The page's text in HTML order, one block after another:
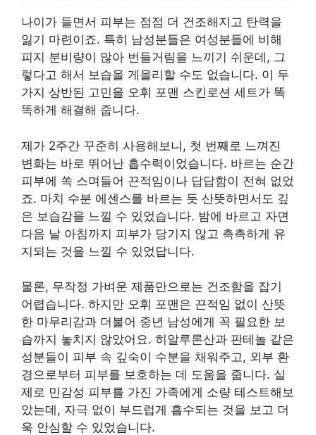
나이가 들면서 피부는 점점 더 건조해지고 탄력을
잃기 마련이죠. 특히 남성분들은 여성분들에 비해
피지 분비량이 많아 번들거림을 느끼기 쉬운데, 그
렇다고 해서 보습을 게을리할 수도 없습니다. 이 두
가지 상반된 고민을 오휘 포맨 스킨로션 세트가 똑
똑하게 해결해 줍니다.
제가 2주간 꾸준히 사용해보니, 첫 번째로 느껴진
변화는 바로 뛰어난 흡수력이었습니다. 바르는 순간
피부에 쏙 스며들어 끈적임이나 답답함이 전혀 없었
죠. 마치 수분 에센스를 바르는 듯 산뜻하면서도 깊
은 보습감을 느낄 수 있었습니다. 밤에 바르고 자면
다음 날 아침까지 피부가 당기지 않고 촉촉하게 유
지되는 것을 느낄 수 있었답니다.
물론, 무작정 가벼운 제품만으로는 건조함을 잡기
어렵습니다. 하지만 오휘 포맨은 끈적임 없이 산뜻
한 마무리감과 더불어 중년 남성에게 꼭 필요한 보
습까지 놓치지 않았어요. 히알루론산과 판테놀 같은
성분들이 피부 속 깊숙이 수분을 채워주고, 외부 환
경으로부터 피부를 보호하는 데 도움을 줍니다. 실
제로 민감성 피부를 가진 가족에게 소량 테스트해보
았는데, 자극 없이 부드럽게 흡수되는 것을 보고 더
욱 안심할 수 있었습니다.